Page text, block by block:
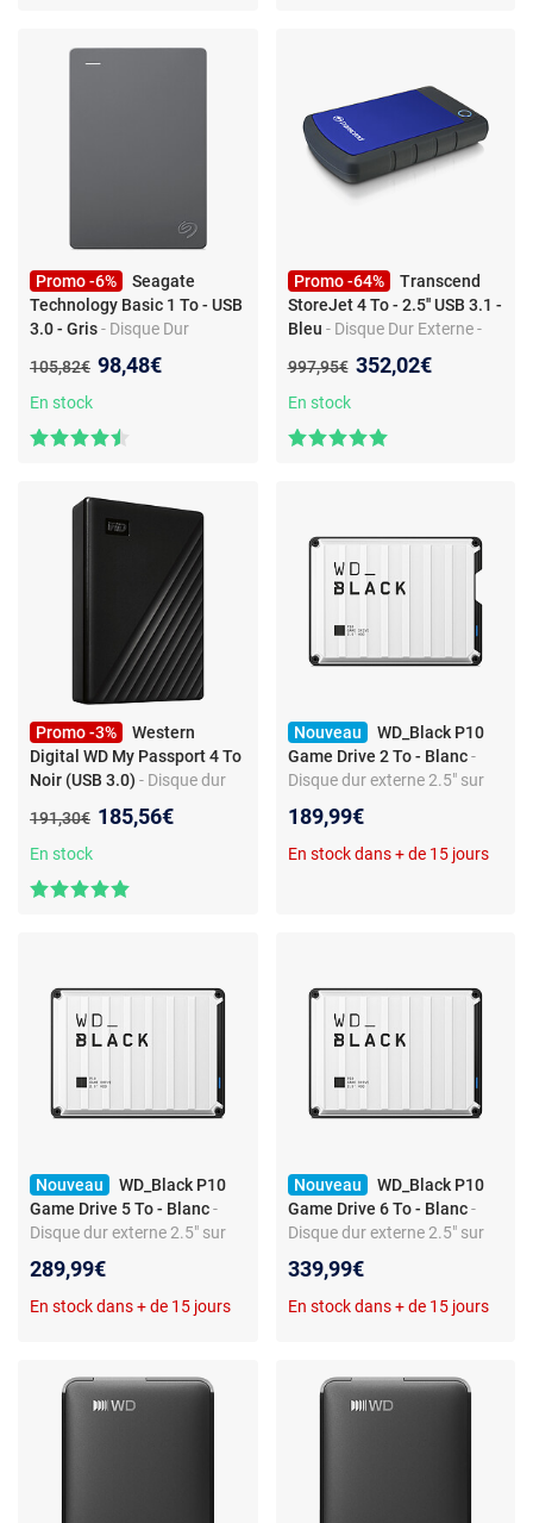
Promo -6%
Seagate
Technology Basic 1 To - USB
3.0 - Gris- Disque Dur
Ancien prix :
105,82€ Nouveau prix :
98,48€
En stock
Promo -64%
Transcend
StoreJet 4 To - 2.5'' USB 3.1 -
Bleu - Disque Dur Externe -
Ancien prix :
997,95€ Nouveau prix :
352,02€
En stock
Promo -3%
Western
Digital WD My Passport 4 To
Noir (USB 3.0) - Disque dur
Ancien prix :
191,30€ Nouveau prix :
185,56€
En stock
Nouveau
WD_Black P10
Game Drive 2 To - Blanc -
Disque dur externe 2.5" sur
les consoles de jeux PS4/PS5
189,99€
En stock dans + de 15 jours
Nouveau
WD_Black P10
Game Drive 5 To - Blanc-
Disque dur externe 2.5" sur
les consoles de jeux PS4/PS5
289,99€
En stock dans + de 15 jours
Nouveau
WD_Black P10
Game Drive 6 To - Blanc -
Disque dur externe 2.5" sur
les consoles de jeux PS4/PS5
339,99€
En stock dans + de 15 jours